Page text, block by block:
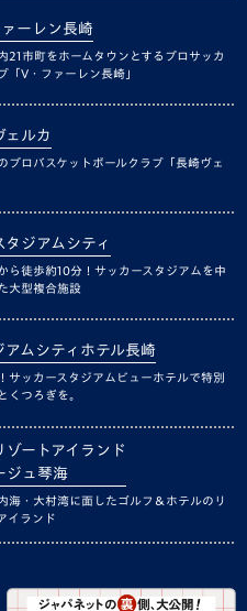
ーレン長崎
21市町をホームタウンとするプロサッカ
「V・ファーレン長崎」
ェルカ
プロバスケットボールクラブ「長崎ヴェ
タジアムシティ
ら徒歩約10分！サッカースタジアムを中
大型複合施設
アムシティホテル長崎
サッカースタジアムビューホテルで特別
くつろぎを。
ゾートアイランド
ジュ琴海
海・大村湾に面したゴルフ＆ホテルのリ
イランド